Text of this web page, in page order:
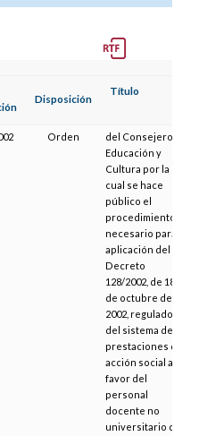
Disposición
Título
Orden
del Consejero de
Educación y
Cultura por la
cual se hace
público el
procedimiento
necesario para la
aplicación del
Decreto
128/2002, de 18
de octubre de
2002, regulador
del sistema de
prestaciones de
acción social a
favor del
personal
docente no
universitario de